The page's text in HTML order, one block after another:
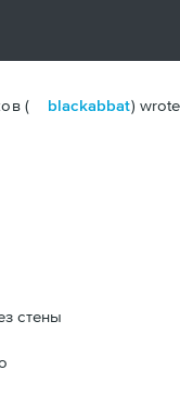
( blackabbat)
стены